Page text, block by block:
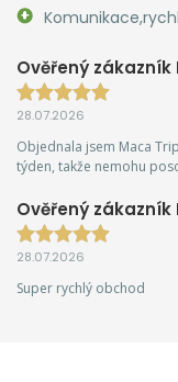
Ověřený
28.07.2026
Objednala jsem Maca
týden, takže nemohu
Ověřený zákazník
28.07.2026
Super rychlý obchod